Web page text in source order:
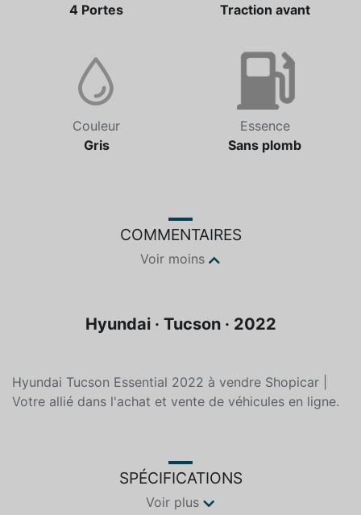
4 Portes
Traction avant
Couleur
Gris
Essence
Sans plomb
COMMENTAIRES
Voir moins
Hyundai · Tucson · 2022
Hyundai Tucson Essential 2022 à vendre Shopicar |
Votre allié dans l'achat et vente de véhicules en ligne.
SPÉCIFICATIONS
Voir plus